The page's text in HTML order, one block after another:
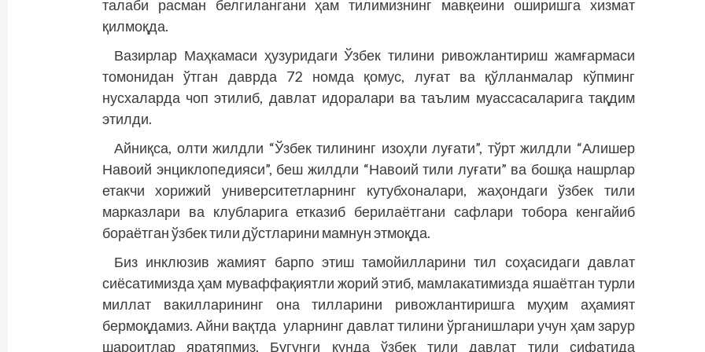
талаби расман белгилангани ҳам тилимизнинг мавқеини оширишга хизмат
қилмоқда.
Вазирлар Маҳкамаси ҳузуридаги Ўзбек тилини ривожлантириш жамғармаси
томонидан ўтган даврда 72 номда қомус, луғат ва қўлланмалар кўпминг
нусхаларда чоп этилиб, давлат идоралари ва таълим муассасаларига тақдим
этилди.
Айниқса, олти жилдли “Ўзбек тилининг изоҳли луғати”, тўрт жилдли “Алишер
Навоий энциклопедияси”, беш жилдли “Навоий тили луғати” ва бошқа нашрлар
етакчи хорижий университетларнинг кутубхоналари, жаҳондаги ўзбек тили
марказлари ва клубларига етказиб берилаётгани сафлари тобора кенгайиб
бораётган ўзбек тили дўстларини мамнун этмоқда.
Биз инклюзив жамият барпо этиш тамойилларини тил соҳасидаги давлат
сиёсатимизда ҳам муваффақиятли жорий этиб, мамлакатимизда яшаётган турли
миллат вакилларининг она тилларини ривожлантиришга муҳим аҳамият
бермоқдамиз. Айни вақтда уларнинг давлат тилини ўрганишлари учун ҳам зарур
шароитлар яратяпмиз. Бугунги кунда ўзбек тили давлат тили сифатида